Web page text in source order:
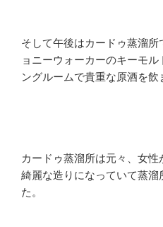
そして午後はカードゥ蒸溜
ョニーウォーカーのキーモ
ングルームで貴重な原酒を飲
カードゥ蒸溜所は元々、女
綺麗な造りになっていて蒸溜
た。